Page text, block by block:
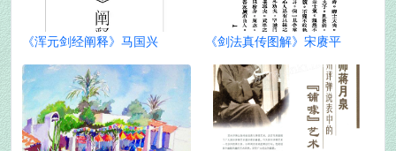
《浑元剑经阐释》马国兴 《剑法真传图解》宋赓平